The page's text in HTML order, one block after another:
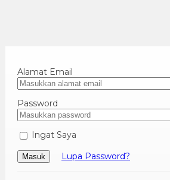
Alamat Email
Password
Ingat Saya
Masuk Lupa Password?